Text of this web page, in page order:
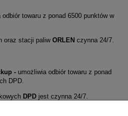
odbiór towaru z ponad 6500 punktów w
oraz stacji paliw ORLEN czynna 24/7.
- umożliwia odbiór towaru z ponad
DPD.
DPD jest czynna 24/7.